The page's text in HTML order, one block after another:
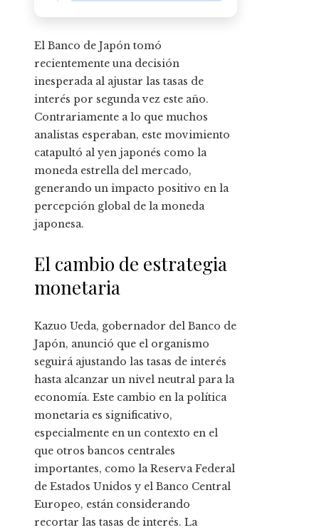
El Banco de Japón tomó
recientemente una decisión
inesperada al ajustar las tasas de
interés por segunda vez este año.
Contrariamente a lo que muchos
analistas esperaban, este movimiento
catapultó al yen japonés como la
moneda estrella del mercado,
generando un impacto positivo en la
percepción global de la moneda
japonesa.
El cambio de estrategia
monetaria
Kazuo Ueda, gobernador del Banco de
Japón, anunció que el organismo
seguirá ajustando las tasas de interés
hasta alcanzar un nivel neutral para la
economía. Este cambio en la política
monetaria es significativo,
especialmente en un contexto en el
que otros bancos centrales
importantes, como la Reserva Federal
de Estados Unidos y el Banco Central
Europeo, están considerando
recortar las tasas de interés. La